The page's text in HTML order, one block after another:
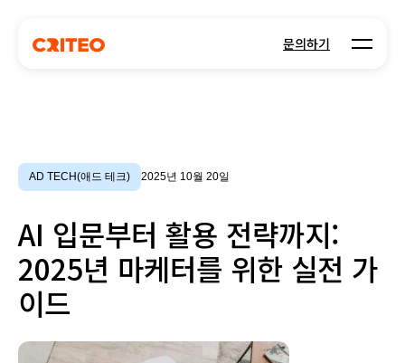
문의하기 Open
AD TECH(애드 테크) 2025년 10월 20일
AI 입문부터 활용 전략까지:
2025년 마케터를 위한 실전 가
이드